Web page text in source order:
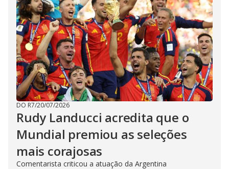
DO R7/20/07/2026
Rudy Landucci acredita que o
Mundial premiou as seleções
mais corajosas
Comentarista criticou a atuação da Argentina